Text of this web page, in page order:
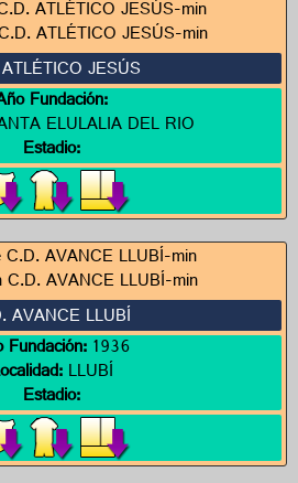
JESÚS
Fundación:
ELULALIA DEL RIO
Estadio:
AVANCE LLUBÍ
Fundación:1936
LLUBÍ
Estadio: